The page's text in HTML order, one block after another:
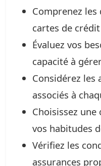
Comprenez
cartes de
Évaluez vos
capacité à
Considérez les
associés à
Choisissez
vos habitudes
Vérifiez les
assurances